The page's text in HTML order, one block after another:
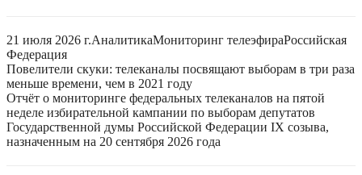
21 июля 2026 г.АналитикаМониторинг телеэфираРоссийская
Федерация
Повелители скуки: телеканалы посвящают выборам в три раза
меньше времени, чем в 2021 году
Отчёт о мониторинге федеральных телеканалов на пятой
неделе избирательной кампании по выборам депутатов
Государственной думы Российской Федерации IX созыва,
назначенным на 20 сентября 2026 года